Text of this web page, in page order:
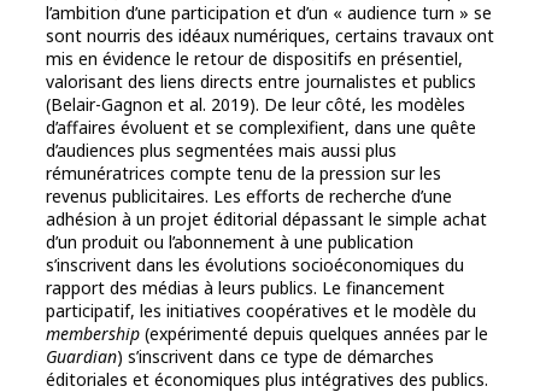
l’ambition d’une participation et d’un « audience turn » se
sont nourris des idéaux numériques, certains travaux ont
mis en évidence le retour de dispositifs en présentiel,
valorisant des liens directs entre journalistes et publics
(Belair-Gagnon et al. 2019). De leur côté, les modèles
d’affaires évoluent et se complexifient, dans une quête
d’audiences plus segmentées mais aussi plus
rémunératrices compte tenu de la pression sur les
revenus publicitaires. Les efforts de recherche d’une
adhésion à un projet éditorial dépassant le simple achat
d’un produit ou l’abonnement à une publication
s’inscrivent dans les évolutions socioéconomiques du
rapport des médias à leurs publics. Le financement
participatif, les initiatives coopératives et le modèle du
membership (expérimenté depuis quelques années par le
Guardian) s’inscrivent dans ce type de démarches
éditoriales et économiques plus intégratives des publics.